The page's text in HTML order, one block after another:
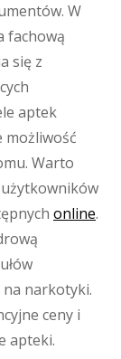
W
fachową
się z
aptek
możliwość
Warto
online.
na narkotyki.
ceny i
apteki.